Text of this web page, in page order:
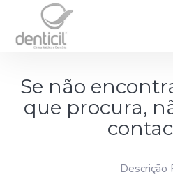
Se não
que procura,
Descrição